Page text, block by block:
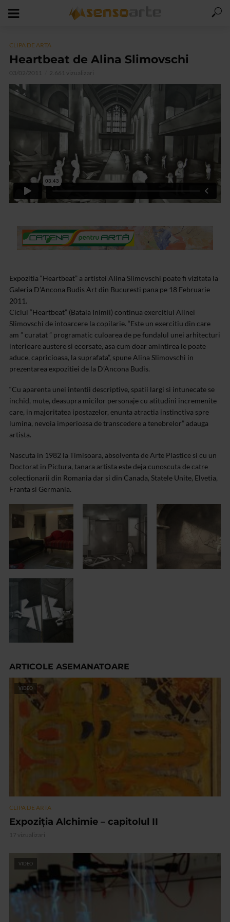
CLIPA DE ARTA
Heartbeat de Alina Slimovschi
03/02/2011 2.661 vizualizari
Expozitia “Heartbeat” a artistei Alina Slimovschi poate fi vizitata la
Galeria D’Ancona Budis Art din Bucuresti pana pe 18 Februarie
2011.
Ciclul “Heartbeat” (Bataia Inimii) continua exercitiul Alinei
Slimovschi de intoarcere la copilarie. “Este un exercitiu din care
am ” curatat ” programatic culoarea de pe fundalul unei arhitecturi
interioare austere si ecorsate, asa cum doar amintirea le poate
aduce, capricioasa, la suprafata”, spune Alina Slimovschi in
prezentarea expozitiei de la D’Ancona Budis.
“Cu aparenta unei intentii descriptive, spatii largi si intunecate se
inchid, mute, deasupra micilor personaje cu atitudini incremenite
care, in majoritatea ipostazelor, enunta atractia instinctiva spre
lumina, nevoia imperioasa de transcedere a tenebrelor” adauga
artista.
Nascuta in 1982 la Timisoara, absolventa de Arte Plastice si cu un
Doctorat in Pictura, tanara artista este deja cunoscuta de catre
colectionarii din Romania dar si din Canada, Statele Unite, Elvetia,
Franta si Germania.
ARTICOLE ASEMANATOARE
VIDEO
CLIPA DE ARTA
Expoziția Alchimie – capitolul II
17 vizualizari
VIDEO